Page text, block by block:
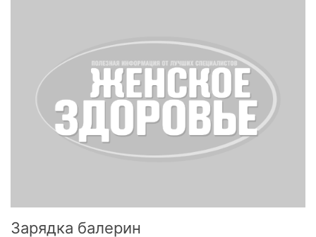
Зарядка балерин